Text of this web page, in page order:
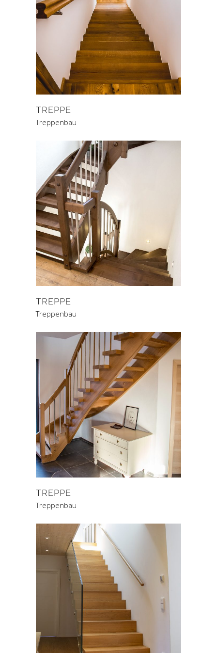
TREPPE
Treppenbau
TREPPE
Treppenbau
TREPPE
Treppenbau